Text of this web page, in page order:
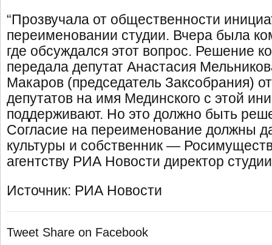
“Прозвучала от общественности
переименовании студии. Вчера была
где обсуждался этот вопрос. Решение
передала депутат Анастасия
Макаров (председатель Заксобрания)
депутатов на имя Мединского с этой
поддерживают. Но это должно быть
Согласие на переименование должны
культуры и собственник —
агентству РИА Новости директор
Источник: РИА Новости
Tweet Share on Facebook